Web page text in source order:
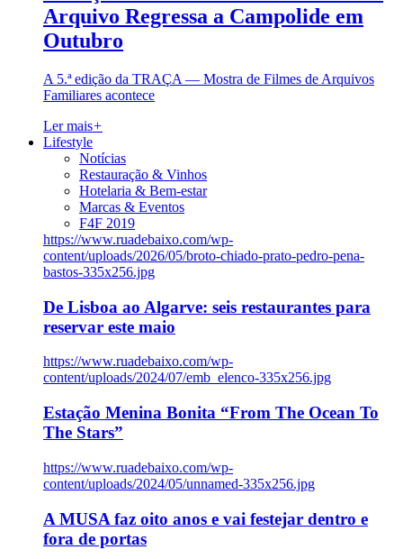
Arquivo Regressa a Campolide em
Outubro
A 5.ª edição da TRAÇA — Mostra de Filmes de Arquivos
Familiares acontece
Ler mais+
Lifestyle
Notícias
Restauração & Vinhos
Hotelaria & Bem-estar
Marcas & Eventos
F4F 2019
https://www.ruadebaixo.com/wp-
content/uploads/2026/05/broto-chiado-prato-pedro-pena-
bastos-335x256.jpg
De Lisboa ao Algarve: seis restaurantes para
reservar este maio
https://www.ruadebaixo.com/wp-
content/uploads/2024/07/emb_elenco-335x256.jpg
Estação Menina Bonita “From The Ocean To
The Stars”
https://www.ruadebaixo.com/wp-
content/uploads/2024/05/unnamed-335x256.jpg
A MUSA faz oito anos e vai festejar dentro e
fora de portas